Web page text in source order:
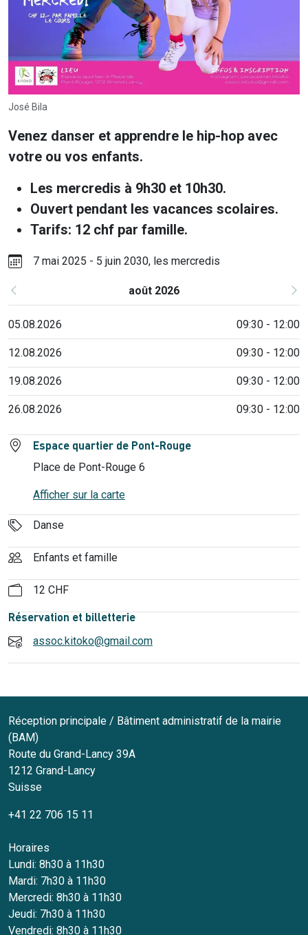
José Bila
Venez danser et apprendre le hip-hop avec
votre ou vos enfants.
Les mercredis à 9h30 et 10h30.
Ouvert pendant les vacances scolaires.
Tarifs: 12 chf par famille.
7 mai 2025 - 5 juin 2030, les mercredis
août 2026
05.08.2026 09:30 - 12:00
12.08.2026 09:30 - 12:00
19.08.2026 09:30 - 12:00
26.08.2026 09:30 - 12:00
Précédent
Espace quartier de Pont-Rouge
Place de Pont-Rouge 6
Afficher sur la carte
Danse
Enfants et famille
12 CHF
Réservation et billetterie
assoc.kitoko@gmail.com
Réception principale / Bâtiment administratif de la mairie
(BAM)
Route du Grand-Lancy 39A
1212 Grand-Lancy
Suisse
+41 22 706 15 11
Horaires
Lundi: 8h30 à 11h30
Mardi: 7h30 à 11h30
Mercredi: 8h30 à 11h30
Jeudi: 7h30 à 11h30
Vendredi: 8h30 à 11h30